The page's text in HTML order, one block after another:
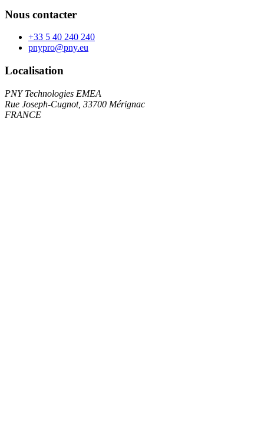
Nous contacter
+33 5 40 240 240
pnypro@pny.eu
Localisation
PNY Technologies EMEA
Rue Joseph-Cugnot, 33700 Mérignac
FRANCE